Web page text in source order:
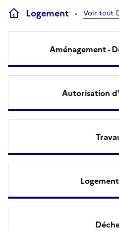
Logement Voir tout
Aménagement -
Autorisation